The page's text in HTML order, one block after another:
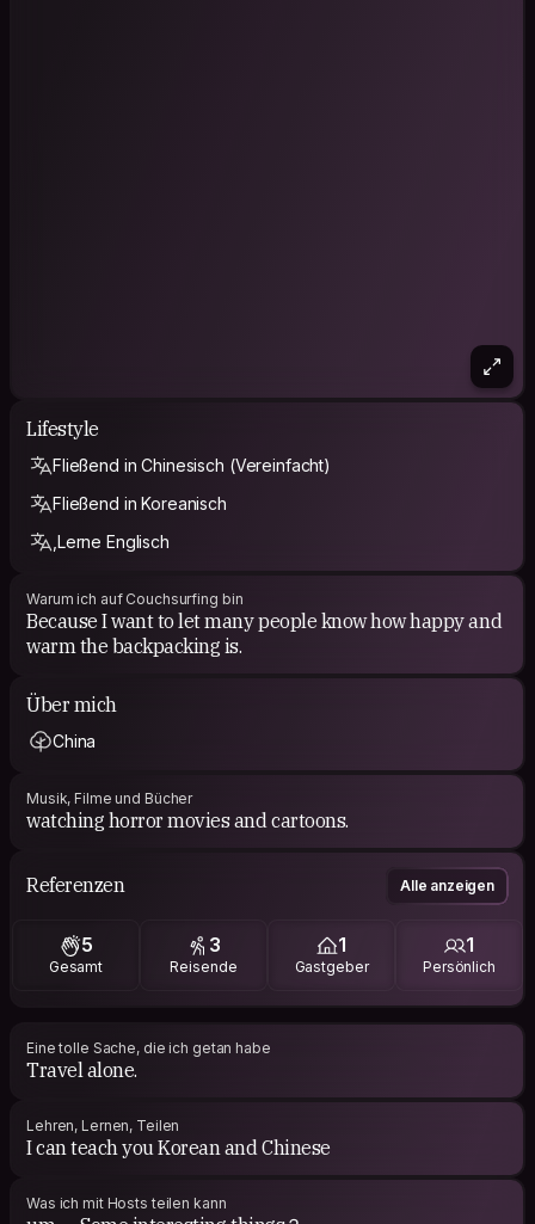
Lifestyle
Fließend in Chinesisch (Vereinfacht)
Fließend in Koreanisch
,Lerne Englisch
Warum ich auf Couchsurfing bin
Because I want to let many people know how happy and
warm the backpacking is.
Über mich
China
Musik, Filme und Bücher
watching horror movies and cartoons.
Referenzen Alle anzeigen
5
Gesamt
3
Reisende
1
Gastgeber
1
Persönlich
Eine tolle Sache, die ich getan habe
Travel alone.
Lehren, Lernen, Teilen
I can teach you Korean and Chinese
Was ich mit Hosts teilen kann